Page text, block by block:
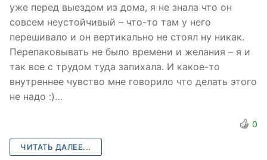
уже перед выездом из дома, я не знала что он
совсем неустойчивый – что-то там у него
перешивало и он вертикально не стоял ну никак.
Перепаковывать не было времени и желания – я и
так все с трудом туда запихала. И какое-то
внутреннее чувство мне говорило что делать этого
не надо :)…
0
ЧИТАТЬ ДАЛЕЕ...